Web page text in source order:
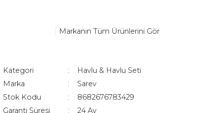
Markanın Tüm Ürünlerini Gör
Kategori
Havlu & Havlu Seti
Marka
Sarev
Stok Kodu
8682676783429
Garanti Süresi
24 Ay